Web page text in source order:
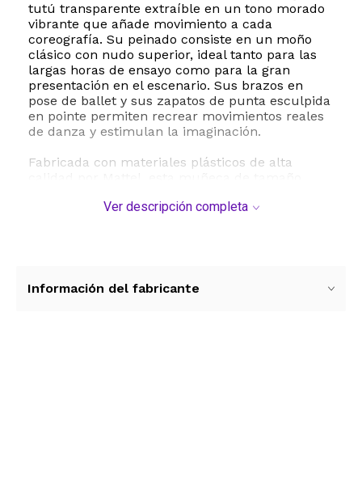
tutú transparente extraíble en un tono morado
vibrante que añade movimiento a cada
coreografía. Su peinado consiste en un moño
clásico con nudo superior, ideal tanto para las
largas horas de ensayo como para la gran
presentación en el escenario. Sus brazos en
pose de ballet y sus zapatos de punta esculpida
en pointe permiten recrear movimientos reales
de danza y estimulan la imaginación.
Fabricada con materiales plásticos de alta
partir de los 3 años de edad. No requiere
historias mágicas.
Ver descripción completa
Información del fabricante